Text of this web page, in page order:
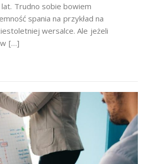
lat. Trudno sobie bowiem
spania na przykład na
wersalce. Ale jeżeli
w […]